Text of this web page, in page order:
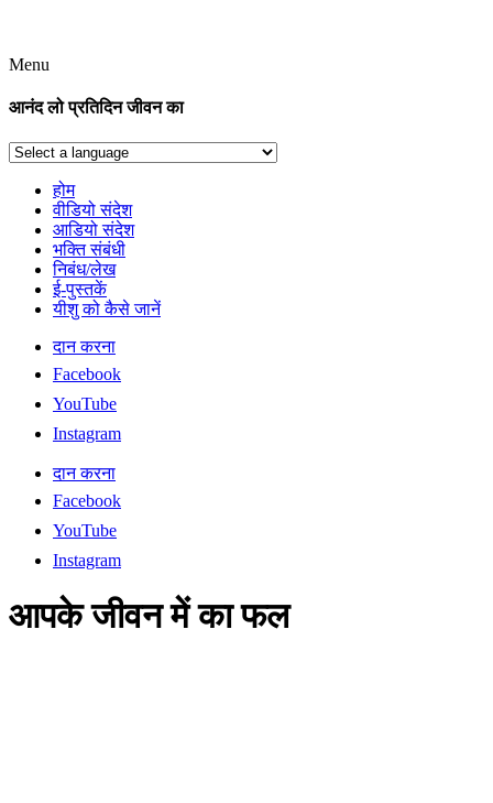
Menu
आनंद लो प्रतिदिन जीवन का
होम
वीडियो संदेश
आडियो संदेश
भक्ति संबंधी
निबंध/लेख
ई-पुस्तकें
यीशु को कैसे जानें
दान करना
Facebook
YouTube
Instagram
दान करना
Facebook
YouTube
Instagram
आपके जीवन में का फल